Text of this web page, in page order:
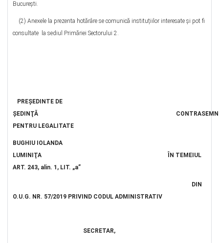
București.
(2) Anexele la prezenta hotărâre se comunică instituțiilor interesate şi pot fi
consultate la sediul Primăriei Sectorului 2.
PREŞEDINTE DE
ŞEDINŢĂ
PENTRU LEGALITATE
BUGHIU IOLANDA
LUMINIŢA ÎN TEMEIUL
ART. 243, alin. 1, LIT. „a”
DIN
O.U.G. NR. 57/2019 PRIVIND CODUL ADMINISTRATIV
SECRETAR,